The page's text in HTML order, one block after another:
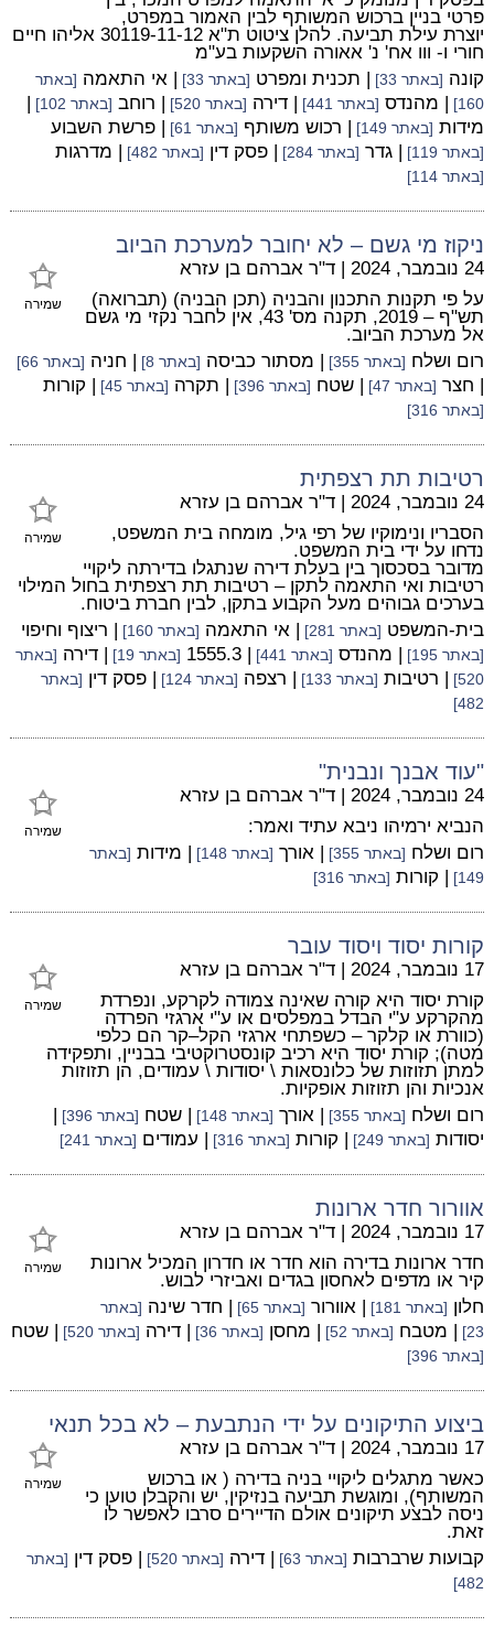
פרטי בניין ברכוש המשותף לבין האמור במפרט,
יוצרת עילת תביעה. להלן ציטוט ת"א 30119-11-12 אליהו חיים
חורי ו- ווו אח' נ' אאורה השקעות בע"מ
קונה [באתר 33] | תכנית ומפרט [באתר 33] | אי התאמה [באתר
160]
| מהנדס [באתר 441] | דירה [באתר 520] | רוחב [באתר 102]
|
מידות [באתר 149] | רכוש משותף [באתר 61] | פרשת השבוע
[באתר 119] | גדר [באתר 284] | פסק דין [באתר 482] | מדרגות
[באתר 114]
ניקוז מי גשם – לא יחובר למערכת הביוב
שמירה
24 נובמבר, 2024 | ד"ר אברהם בן עזרא
על פי תקנות התכנון והבניה (תכן הבניה) (תברואה)
תש"ף – 2019, תקנה מס' 43, אין לחבר נקזי מי גשם
אל מערכת הביוב.
רום ושלח [באתר 355] | מסתור כביסה [באתר 8] | חניה [באתר 66]
| חצר [באתר 47] | שטח [באתר 396] | תקרה [באתר 45] | קורות
[באתר 316]
רטיבות תת רצפתית
שמירה
24 נובמבר, 2024 | ד"ר אברהם בן עזרא
הסבריו ונימוקיו של רפי גיל, מומחה בית המשפט,
נדחו על ידי בית המשפט.
מדובר בסכסוך בין בעלת דירה שנתגלו בדירתה ליקויי
רטיבות ואי התאמה לתקן – רטיבות תת רצפתית בחול המילוי
בערכים גבוהים מעל הקבוע בתקן, לבין חברת ביטוח.
בית-המשפט [באתר 281] | אי התאמה [באתר 160] | ריצוף וחיפוי
[באתר 195] | מהנדס [באתר 441] | 1555.3 [באתר 19] | דירה [באתר
520]
| רטיבות [באתר 133] | רצפה [באתר 124] | פסק דין [באתר
482]
"עוד אבנך ונבנית"
שמירה
24 נובמבר, 2024 | ד"ר אברהם בן עזרא
הנביא ירמיהו ניבא עתיד ואמר:
רום ושלח [באתר 355] | אורך [באתר 148] | מידות [באתר
149]
| קורות [באתר 316]
קורות יסוד ויסוד עובר
שמירה
17 נובמבר, 2024 | ד"ר אברהם בן עזרא
קורת יסוד היא קורה שאינה צמודה לקרקע, ונפרדת
מהקרקע ע"י הבדל במפלסים או ע"י ארגזי הפרדה
(כוורת או קלקר – כשפתחי ארגזי הקל–קר הם כלפי
מטה); קורת יסוד היא רכיב קונסטרוקטיבי בבניין, ותפקידה
למתן תזוזות של כלונסאות \ יסודות \ עמודים, הן תזוזות
אנכיות והן תזוזות אופקיות.
רום ושלח [באתר 355] | אורך [באתר 148] | שטח [באתר 396]
|
יסודות [באתר 249] | קורות [באתר 316] | עמודים [באתר 241]
אוורור חדר ארונות
שמירה
17 נובמבר, 2024 | ד"ר אברהם בן עזרא
חדר ארונות בדירה הוא חדר או חדרון המכיל ארונות
קיר או מדפים לאחסון בגדים ואביזרי לבוש.
חלון [באתר 181] | אוורור [באתר 65] | חדר שינה [באתר
23]
| מטבח [באתר 52] | מחסן [באתר 36] | דירה [באתר 520] | שטח
[באתר 396]
ביצוע התיקונים על ידי הנתבעת – לא בכל תנאי
שמירה
17 נובמבר, 2024 | ד"ר אברהם בן עזרא
כאשר מתגלים ליקויי בניה בדירה ( או ברכוש
המשותף), ומוגשת תביעה בנזיקין, יש והקבלן טוען כי
ניסה לבצע תיקונים אולם הדיירים סרבו לאפשר לו
זאת.
קבועות שרברבות [באתר 63] | דירה [באתר 520] | פסק דין [באתר
482]